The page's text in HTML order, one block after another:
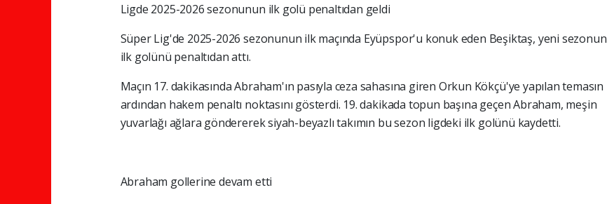
Ligde 2025-2026 sezonunun ilk golü penaltıdan geldi
Süper Lig'de 2025-2026 sezonunun ilk maçında Eyüpspor'u konuk eden Beşiktaş, yeni sezonun
ilk golünü penaltıdan attı.
Maçın 17. dakikasında Abraham'ın pasıyla ceza sahasına giren Orkun Kökçü'ye yapılan temasın
ardından hakem penaltı noktasını gösterdi. 19. dakikada topun başına geçen Abraham, meşin
yuvarlağı ağlara göndererek siyah-beyazlı takımın bu sezon ligdeki ilk golünü kaydetti.
Abraham gollerine devam etti